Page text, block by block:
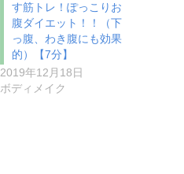
す筋トレ！ぽっこりお
腹ダイエット！！（下
っ腹、わき腹にも効果
的）【7分】
2019年12月18日
ボディメイク